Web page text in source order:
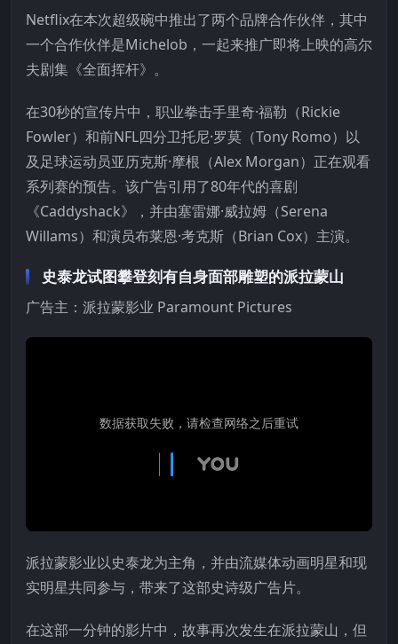
Netflix在本次超级碗中推出了两个品牌合作伙伴，其中
一个合作伙伴是Michelob，一起来推广即将上映的高尔
夫剧集《全面挥杆》。
在30秒的宣传片中，职业拳击手里奇·福勒（Rickie
Fowler）和前NFL四分卫托尼·罗莫（Tony Romo）以
及足球运动员亚历克斯·摩根（Alex Morgan）正在观看
系列赛的预告。该广告引用了80年代的喜剧
《Caddyshack》，并由塞雷娜·威拉姆（Serena
Willams）和演员布莱恩·考克斯（Brian Cox）主演。
史泰龙试图攀登刻有自身面部雕塑的派拉蒙山
广告主：派拉蒙影业 Paramount Pictures
派拉蒙影业以史泰龙为主角，并由流媒体动画明星和现
实明星共同参与，带来了这部史诗级广告片。
在这部一分钟的影片中，故事再次发生在派拉蒙山，但